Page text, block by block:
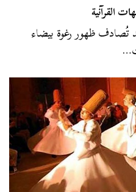
القرآنية
تُصادف ظهور رغوة بيضاء